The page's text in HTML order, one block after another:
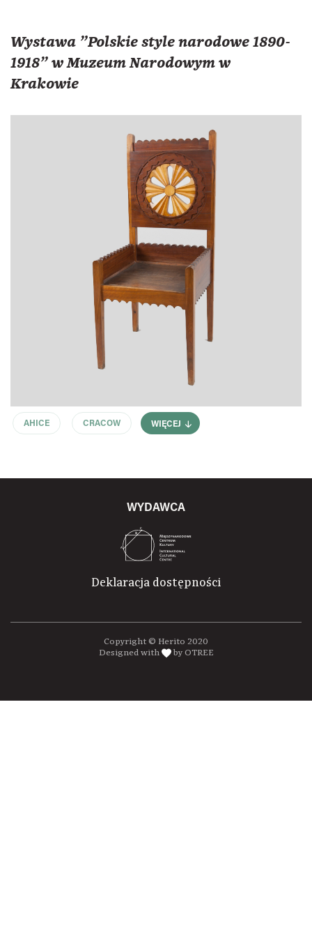
Wystawa "Polskie style narodowe 1890-
1918" w Muzeum Narodowym w
Krakowie
AHICE CRACOW WIĘCEJ
WYDAWCA
Deklaracja dostępności
Copyright © Herito 2020
Designed with
by OTREE